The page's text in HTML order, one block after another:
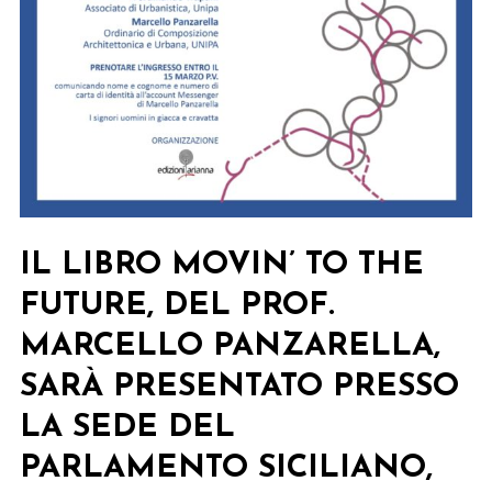
IL LIBRO MOVIN’ TO THE
FUTURE, DEL PROF.
MARCELLO PANZARELLA,
SARÀ PRESENTATO PRESSO
LA SEDE DEL
PARLAMENTO SICILIANO,